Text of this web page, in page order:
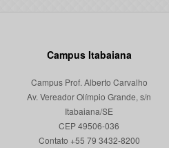
Campus Itabaiana
Campus Prof. Alberto Carvalho
Av. Vereador Olímpio Grande, s/n
Itabaiana/SE
CEP 49506-036